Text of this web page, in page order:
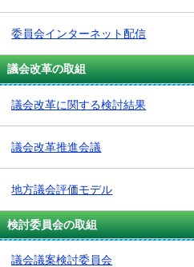
委員会インターネット配信
議会改革の取組
議会改革に関する検討結果
議会改革推進会議
地方議会評価モデル
検討委員会の取組
議会議案検討委員会